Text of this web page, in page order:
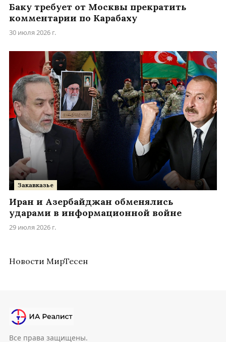
Баку требует от Москвы прекратить
комментарии по Карабаху
30 июля 2026 г.
Закавказье
Иран и Азербайджан обменялись
ударами в информационной войне
29 июля 2026 г.
Новости МирТесен
Все права защищены.